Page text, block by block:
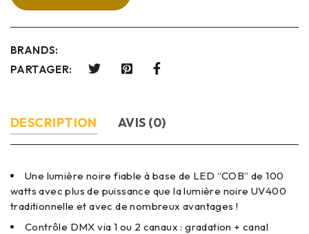
BRANDS:
PARTAGER:
DESCRIPTION AVIS (0)
Une lumière noire fiable à base de LED “COB” de 100
watts avec plus de puissance que la lumière noire UV400
traditionnelle et avec de nombreux avantages !
Contrôle DMX via 1 ou 2 canaux : gradation + canal